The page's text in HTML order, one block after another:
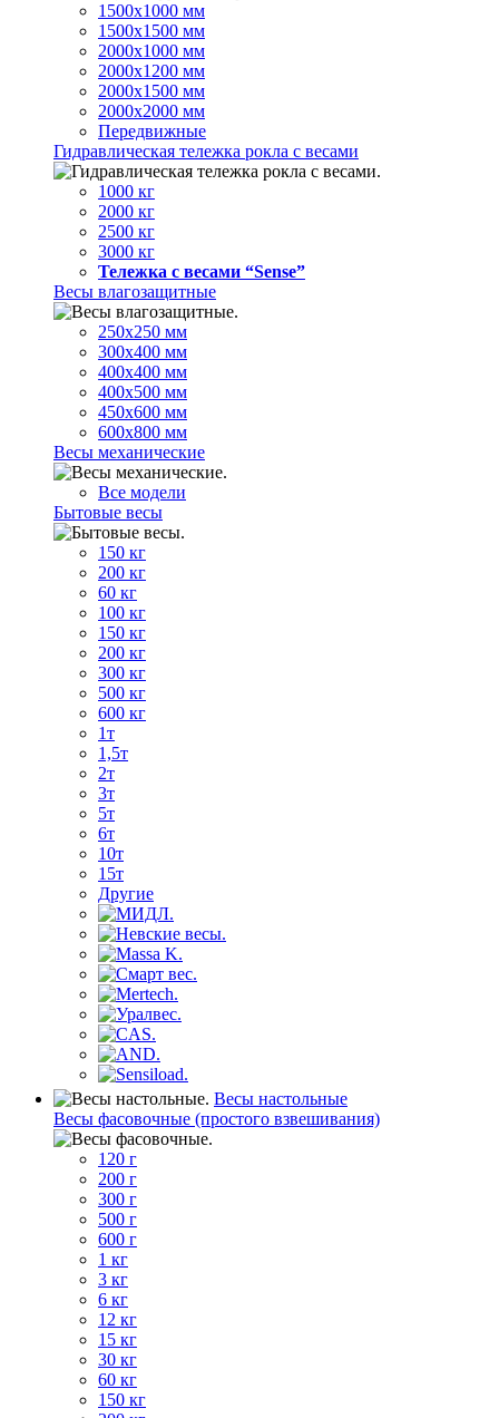
1500х1000 мм
1500х1500 мм
2000х1000 мм
2000х1200 мм
2000х1500 мм
2000х2000 мм
Передвижные
Гидравлическая тележка рокла с весами
1000 кг
2000 кг
2500 кг
3000 кг
Тележка с весами “Sense”
Весы влагозащитные
250х250 мм
300х400 мм
400х400 мм
400х500 мм
450х600 мм
600х800 мм
Весы механические
Все модели
Бытовые весы
150 кг
200 кг
60 кг
100 кг
150 кг
200 кг
300 кг
500 кг
600 кг
1т
1,5т
2т
3т
5т
6т
10т
15т
Другие
Весы настольные
Весы фасовочные (простого взвешивания)
120 г
200 г
300 г
500 г
600 г
1 кг
3 кг
6 кг
12 кг
15 кг
30 кг
60 кг
150 кг